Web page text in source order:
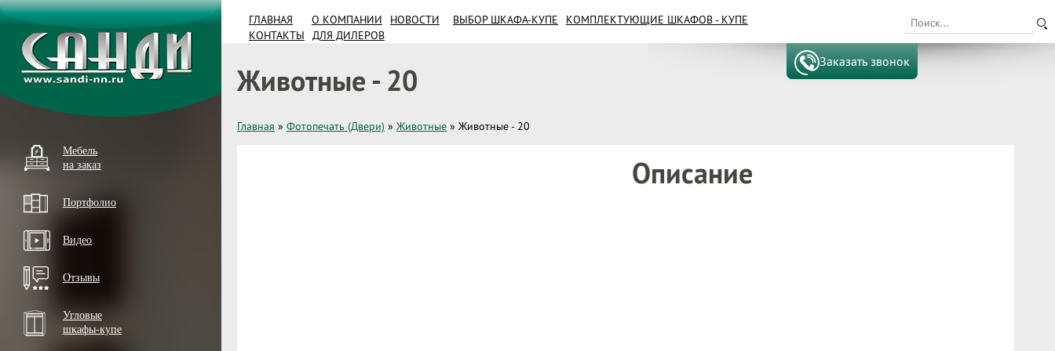
Мебель
на заказ
Портфолио
Видео
Отзывы
Угловые
шкафы-купе
ГЛАВНАЯ О КОМПАНИИ НОВОСТИ ВЫБОР ШКАФА-КУПЕ
КОМПЛЕКТУЮЩИЕ ШКАФОВ - КУПЕ
КОНТАКТЫ
ДЛЯ ДИЛЕРОВ
Заказать звонок
Животные - 20
Главная » Фотопечать (Двери) » Животные » Животные - 20
Описание